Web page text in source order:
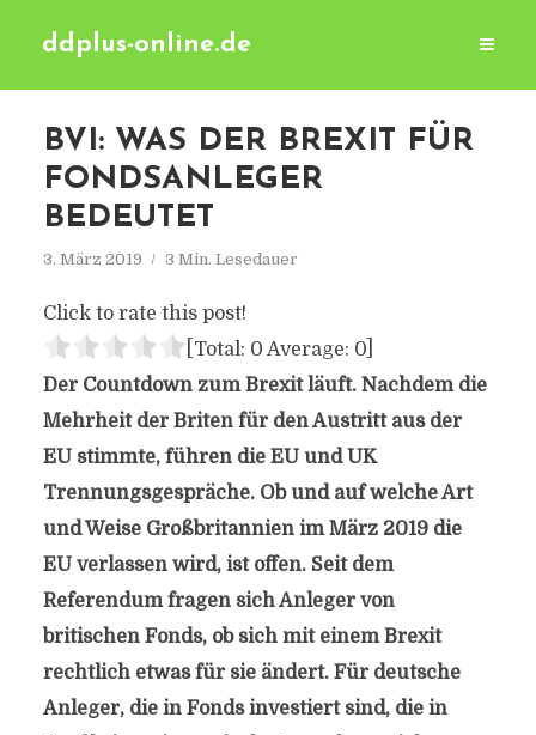
ddplus-online.de
BVI: WAS DER BREXIT FÜR
FONDSANLEGER
BEDEUTET
3. März 2019 3 Min. Lesedauer
Click to rate this post!
[Total: 0 Average: 0]
Der Countdown zum Brexit läuft. Nachdem die
Mehrheit der Briten für den Austritt aus der
EU stimmte, führen die EU und UK
Trennungsgespräche. Ob und auf welche Art
und Weise Großbritannien im März 2019 die
EU verlassen wird, ist offen. Seit dem
Referendum fragen sich Anleger von
britischen Fonds, ob sich mit einem Brexit
rechtlich etwas für sie ändert. Für deutsche
Anleger, die in Fonds investiert sind, die in